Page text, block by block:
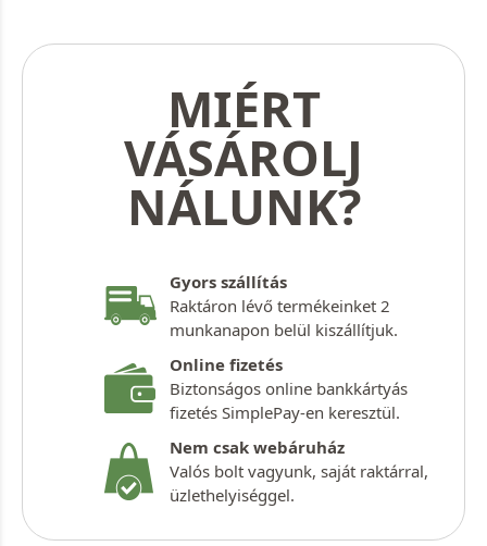
MIÉRT
VÁSÁROLJ
NÁLUNK?
Gyors szállítás
Raktáron lévő termékeinket 2
munkanapon belül kiszállítjuk.
Online fizetés
Biztonságos online bankkártyás
fizetés SimplePay-en keresztül.
Nem csak webáruház
Valós bolt vagyunk, saját raktárral,
üzlethelyiséggel.